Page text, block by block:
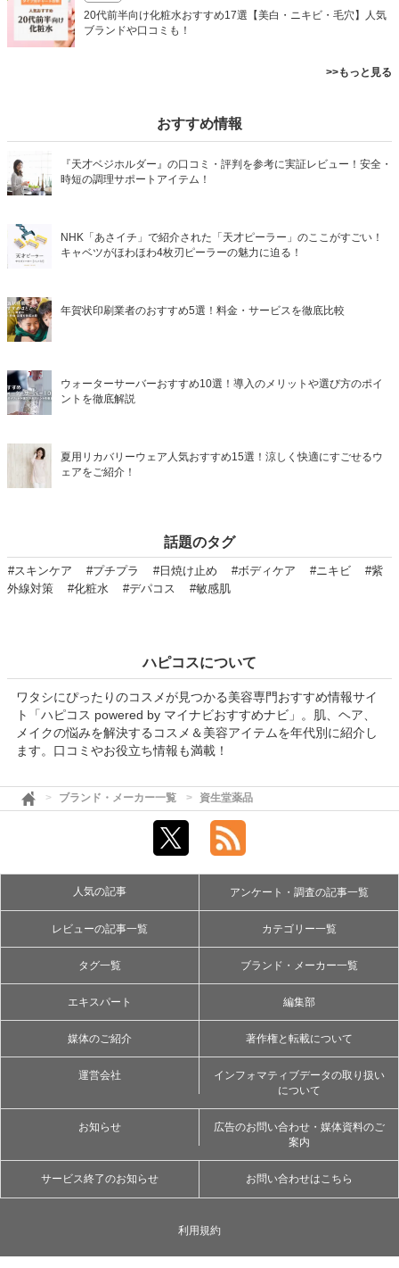
20代前半向け化粧水おすすめ17選【美白・ニキビ・毛穴】人気
ブランドや口コミも！
>>もっと見る
おすすめ情報
『天才ベジホルダー』の口コミ・評判を参考に実証レビュー！安全・
時短の調理サポートアイテム！
NHK「あさイチ」で紹介された「天才ピーラー」のここがすごい！
キャベツがほわほわ4枚刃ピーラーの魅力に迫る！
年賀状印刷業者のおすすめ5選！料金・サービスを徹底比較
ウォーターサーバーおすすめ10選！導入のメリットや選び方のポイ
ントを徹底解説
夏用リカバリーウェア人気おすすめ15選！涼しく快適にすごせるウ
ェアをご紹介！
話題のタグ
#スキンケア #プチプラ #日焼け止め #ボディケア #ニキビ
#紫
外線対策
#化粧水 #デパコス #敏感肌
ハピコスについて
ワタシにぴったりのコスメが見つかる美容専門おすすめ情報サイ
ト「ハピコス powered by マイナビおすすめナビ」。肌、ヘア、
メイクの悩みを解決するコスメ＆美容アイテムを年代別に紹介し
ます。口コミやお役立ち情報も満載！
ブランド・メーカー一覧 資生堂薬品
人気の記事 アンケート・調査の記事一覧
レビューの記事一覧 カテゴリー一覧
タグ一覧 ブランド・メーカー一覧
エキスパート 編集部
媒体のご紹介 著作権と転載について
運営会社
インフォマティブデータの取り扱い
について
お知らせ
広告のお問い合わせ・媒体資料のご
案内
サービス終了のお知らせ お問い合わせはこちら
利用規約